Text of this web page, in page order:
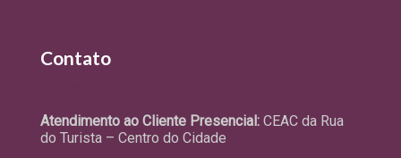
Contato
Atendimento ao Cliente Presencial: CEAC da Rua
do Turista – Centro do Cidade